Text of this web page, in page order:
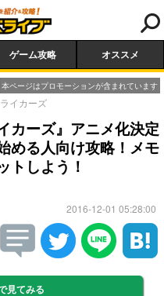
ゲーム攻略 オススメ
本ページはプロモーションが含まれています
イカーズ
カーズ』アニメ化決定
める人向け攻略！メモ
トしよう！
2016-12-01 05:28:00
見てみる